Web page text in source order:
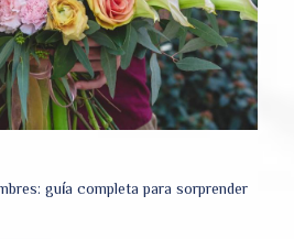
guía completa para sorprender